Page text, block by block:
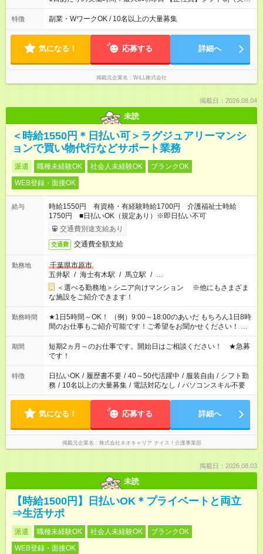
8時間） 【アルバイト】週1日から勤務可能 ◎勤務例 日勤／9時
～18時（休憩60分） 夜勤／22時～翌7時（休憩60分） ◎働き方
ど、ご希望の働き方をお気軽にご相談ください。
特徴 副業・WワークOK / 10名以上の大量募集
気になる！ 応募する 詳細へ
掲載元企業名 WiLL株式会社
掲載日：2026.08.04
未読
＜時給1550円＊日払い可＞ラグジュアリーマンシ
ョンで買い物代行などサポート業務
派遣 職種未経験OK 社会人未経験OK
ブランクOK
WEB登録・面接OK
給与
時給1550円 有資格・有経験時給1700円 介護福祉士時給
1750円 ■日払いOK（規定あり）※即日払い不可
交通費別途支給あり
交通費 交通費全額支給
勤務地
千葉県市原市
五井駅 / 海士有木駅 / 馬立駅 / …
＜選べる勤務地＞シニア向けマンション ※他にもさまざま
な施設をご紹介できます！
勤務時間
★1日5時間～OK！ （例）9:00～18:00のあいだ もちろん1日8時
間のお仕事もご紹介可能です！ご希望をお聞かせください！ ★
家庭の都合でお休みが必要な場合も遠慮なくご相談ください。
※週最低15時間以上の勤務が必要です
期間
短期2ヵ月～のお仕事です。開始日はご相談ください！ ★急募
です！
特徴 日払いOK / 履歴書不要 / 40～50代活躍中 / 服装自由 / シフト勤
務 / 10名以上の大量募集 / 電話対応なし / パソコンスキル不要
気になる！ 応募する 詳細へ
掲載元企業名 株式会社ネオキャリア ナイス！介護事業部
掲載日：2026.08.03
未読
【時給1500円】日払いOK＊プライベートと両立
⇒生活サポ
派遣 職種未経験OK 社会人未経験OK
ブランクOK
WEB登録・面接OK